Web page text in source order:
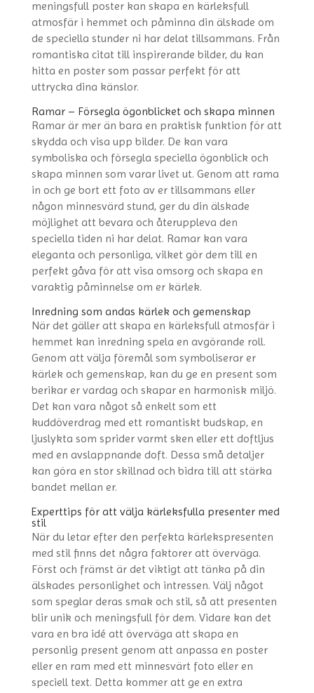
meningsfull poster kan skapa en kärleksfull
atmosfär i hemmet och påminna din älskade om
de speciella stunder ni har delat tillsammans. Från
romantiska citat till inspirerande bilder, du kan
hitta en poster som passar perfekt för att
uttrycka dina känslor.
Ramar – Försegla ögonblicket och skapa minnen
Ramar är mer än bara en praktisk funktion för att
skydda och visa upp bilder. De kan vara
symboliska och försegla speciella ögonblick och
skapa minnen som varar livet ut. Genom att rama
in och ge bort ett foto av er tillsammans eller
någon minnesvärd stund, ger du din älskade
möjlighet att bevara och återuppleva den
speciella tiden ni har delat. Ramar kan vara
eleganta och personliga, vilket gör dem till en
perfekt gåva för att visa omsorg och skapa en
varaktig påminnelse om er kärlek.
Inredning som andas kärlek och gemenskap
När det gäller att skapa en kärleksfull atmosfär i
hemmet kan inredning spela en avgörande roll.
Genom att välja föremål som symboliserar er
kärlek och gemenskap, kan du ge en present som
berikar er vardag och skapar en harmonisk miljö.
Det kan vara något så enkelt som ett
kuddöverdrag med ett romantiskt budskap, en
ljuslykta som sprider varmt sken eller ett doftljus
med en avslappnande doft. Dessa små detaljer
kan göra en stor skillnad och bidra till att stärka
bandet mellan er.
Experttips för att välja kärleksfulla presenter med
stil
När du letar efter den perfekta kärlekspresenten
med stil finns det några faktorer att överväga.
Först och främst är det viktigt att tänka på din
älskades personlighet och intressen. Välj något
som speglar deras smak och stil, så att presenten
blir unik och meningsfull för dem. Vidare kan det
vara en bra idé att överväga att skapa en
personlig present genom att anpassa en poster
eller en ram med ett minnesvärt foto eller en
speciell text. Detta kommer att ge en extra